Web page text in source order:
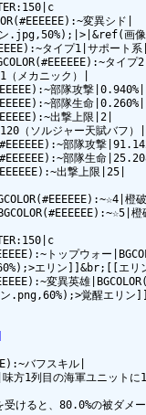
変異シド|
ン.jpg,50%);|>|&ref(画像
タイプ1|サポート系|
タイプ
メカニック）|
部隊攻撃|0.940%|
部隊生命|0.260%|
出撃上限|2|
（ソルジャー天賦バフ）|
部隊攻撃
部隊生命
出撃上限|25|
橙
トップウォー
エリン]]&br;[[
変異英雄
ン.png,60%);>覚醒エ
バフスキル|
1列目の海軍ユニットに
けると、80.0%の被ダメ